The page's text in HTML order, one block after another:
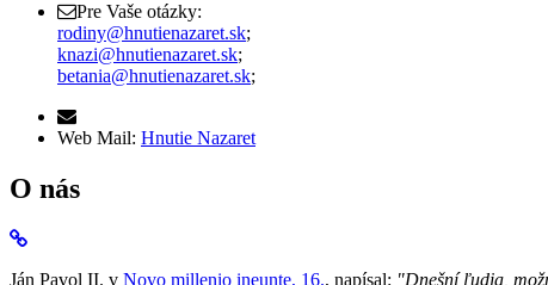
Pre Vaše otázky:
rodiny@hnutienazaret.sk;
knazi@hnutienazaret.sk;
betania@hnutienazaret.sk;
Web Mail: Hnutie Nazaret
O nás
Ján Pavol II. v Novo millenio ineunte, 16., napísal: "Dnešní ľudia,